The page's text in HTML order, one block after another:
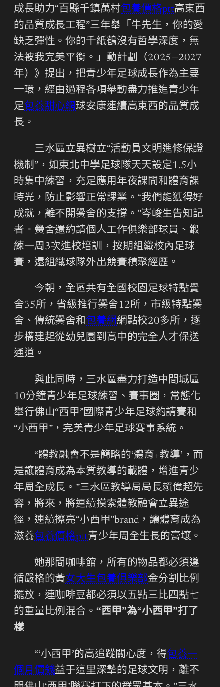
成長助力“百縣千鎮萬村包養價格ptt高東西
的品質成長工程”三年舉「牛先生，你的愛
缺乏彈性。你的千紙鶴沒有哲學深度，無
法被我完美平衡。」動計劃（2025—2027
年）》提出，把青少年足球成長作為主要
一環，經由過程各項舉動盡力推進青少年
足包養甜心網球安康連續高東西的品質成
長。
三水區立異樹立“活動員文明進修保證
機制”，如東北中學足球隊天天設定1.5小
時集中練習，充足應用年夜課間和體育課
時光，防止影響正常課業。“我們能獲得好
成就，離不開黌舍的支撐。”岑峻生告知記
者。黌舍還約請個人工作俱樂部球員、鍛
練一周3次進校培訓，按期組織校內足球
賽，還組織球隊外出競賽積聚經歷。
今朝，全區共有全國校園足球特點黌
舍35所，省級推行黌舍12所，市級特點黌
舍、傳統黌舍和包養網網點校20多所，逐
步構建起從幼兒園到高中的完全人才保送
通道。
與此同時，三水區盡力打造中間城區
10分鐘青少年足球練習、賽事圈，常態化
舉行佛山“西甲”國際青少年足球約請賽和
“小西甲”，完美青少年足球賽事系統。
“體教融會不是簡略的‘體育+教導’，而
是讓體育成為本質教導的載體，增進青少
年周全成長。”三水區教導局局長賴偉超先
容，將來，將連續摸索體教融會立異途
徑，連續擦亮“小西甲”brand，讓體育成為
滋養包養價格ptt青少年周全生長的膏壤。
她那間咖啡館，所有的物品都必須遵
循嚴格的黃女大生包養俱樂部金分割比例
擺放，連咖啡豆都必須以五點三比四點七
的重量比例混合。 “西甲”為“小西甲”打了
樣
“‘小西甲’的高追蹤關心度，得包養一
個月價錢益于這里深摯的足球文明，離不